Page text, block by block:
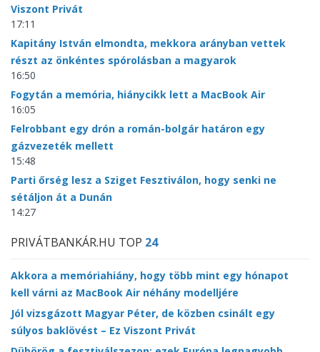
Viszont Privát
17:11
Kapitány István elmondta, mekkora arányban vettek
részt az önkéntes spórolásban a magyarok
16:50
Fogytán a memória, hiánycikk lett a MacBook Air
16:05
Felrobbant egy drón a román-bolgár határon egy
gázvezeték mellett
15:48
Parti őrség lesz a Sziget Fesztiválon, hogy senki ne
sétáljon át a Dunán
14:27
PRIVÁTBANKÁR.HU TOP 24
Akkora a memóriahiány, hogy több mint egy hónapot
kell várni az MacBook Air néhány modelljére
Jól vizsgázott Magyar Péter, de közben csinált egy
súlyos baklövést – Ez Viszont Privát